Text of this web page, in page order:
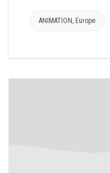
ANIMATION , Europe